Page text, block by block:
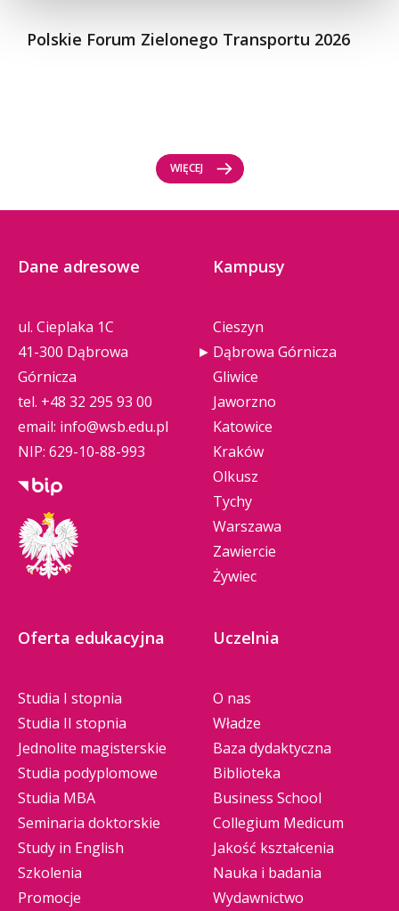
Polskie Forum Zielonego Transportu 2026
WIĘCEJ
Dane adresowe
ul. Cieplaka 1C
41-300 Dąbrowa
Górnicza
tel. +48 32 295 93 00
email: info@wsb.edu.pl
NIP: 629-10-88-993
Kampusy
Cieszyn
Dąbrowa Górnicza
Gliwice
Jaworzno
Katowice
Kraków
Olkusz
Tychy
Warszawa
Zawiercie
Żywiec
Oferta edukacyjna
Studia I stopnia
Studia II stopnia
Jednolite magisterskie
Studia podyplomowe
Studia MBA
Seminaria doktorskie
Study in English
Szkolenia
Promocje
Uczelnia
O nas
Władze
Baza dydaktyczna
Biblioteka
Business School
Collegium Medicum
Jakość kształcenia
Nauka i badania
Wydawnictwo